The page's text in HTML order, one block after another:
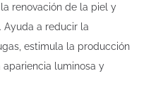
renovación de la piel y
Ayuda a reducir la
estimula la producción
luminosa y